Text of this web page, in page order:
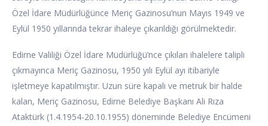
Özel İdare Müdürlüğünce Meriç Gazinosu’nun Mayıs 1949 ve
Eylül 1950 yıllarında tekrar ihaleye çıkarıldığı görülmektedir.
Edirne Valiliği Özel İdare Müdürlüğü’nce çıkılan ihalelere talipli
çıkmayınca Meriç Gazinosu, 1950 yılı Eylül ayı itibariyle
işletmeye kapatılmıştır. Uzun süre kapalı ve metruk bir halde
kalan, Meriç Gazinosu, Edirne Belediye Başkanı Ali Rıza
Ataktürk (1.4.1954-20.10.1955) döneminde Belediye Encümeni